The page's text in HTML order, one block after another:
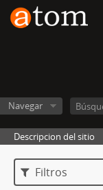
Navegar
Descripcion del sitio
Filtros